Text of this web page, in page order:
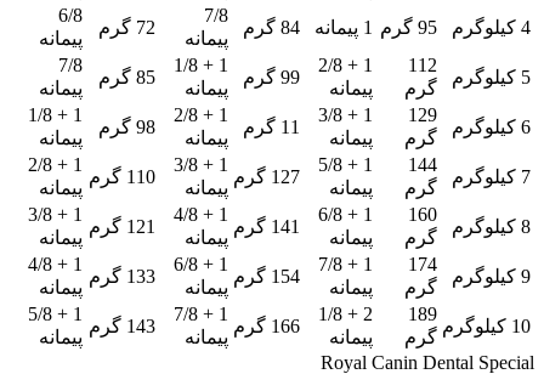
4 کیلوگرم
95 گرم 1 پیمانه 84 گرم
7/8
پیمانه
72 گرم
6/8
پیمانه
5 کیلوگرم
112
گرم
1 + 2/8
پیمانه
99 گرم
1 + 1/8
پیمانه
85 گرم
7/8
پیمانه
6 کیلوگرم
129
گرم
1 + 3/8
پیمانه
11 گرم
1 + 2/8
پیمانه
98 گرم
1 + 1/8
پیمانه
7 کیلوگرم
144
گرم
1 + 5/8
پیمانه
127 گرم
1 + 3/8
پیمانه
110 گرم
1 + 2/8
پیمانه
8 کیلوگرم
160
گرم
1 + 6/8
پیمانه
141 گرم
1 + 4/8
پیمانه
121 گرم
1 + 3/8
پیمانه
9 کیلوگرم
174
گرم
1 + 7/8
پیمانه
154 گرم
1 + 6/8
پیمانه
133 گرم
1 + 4/8
پیمانه
10 کیلوگرم
189
گرم
2 + 1/8
پیمانه
166 گرم
1 + 7/8
پیمانه
143 گرم
1 + 5/8
پیمانه
Royal Canin Dental Special